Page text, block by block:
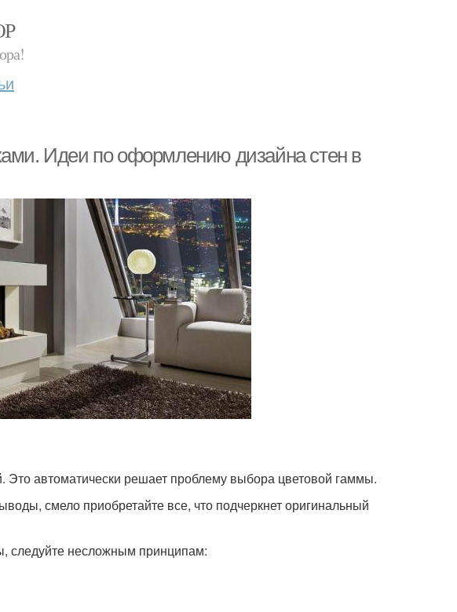
Идеи по оформлению дизайна стен в
Это автоматически решает проблему выбора цветовой гаммы.
смело приобретайте все, что подчеркнет оригинальный
следуйте несложным принципам: